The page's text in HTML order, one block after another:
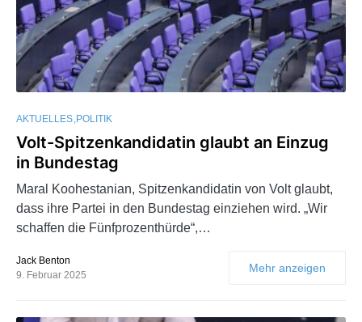
AKTUELLES POLITIK
Volt-Spitzenkandidatin glaubt an Einzug
in Bundestag
Maral Koohestanian, Spitzenkandidatin von Volt glaubt,
dass ihre Partei in den Bundestag einziehen wird. „Wir
schaffen die Fünfprozenthürde“,…
Jack Benton
9. Februar 2025
Mehr anzeigen